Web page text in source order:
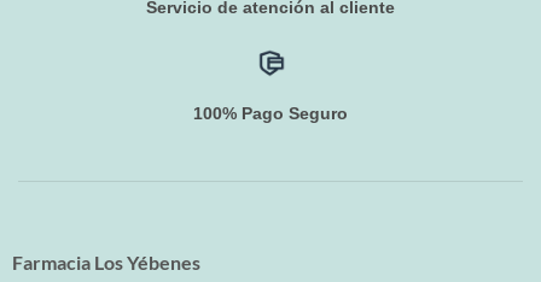
Servicio de atención al cliente
100% Pago Seguro
Farmacia Los Yébenes